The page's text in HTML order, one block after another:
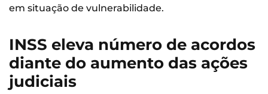
em situação de vulnerabilidade.
INSS eleva número de acordos
diante do aumento das ações
judiciais